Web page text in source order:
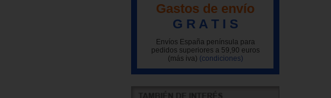
Gastos de envío
G R A T I S
Envíos España península para
pedidos superiores a 59,90 euros
(más iva) (condiciones)